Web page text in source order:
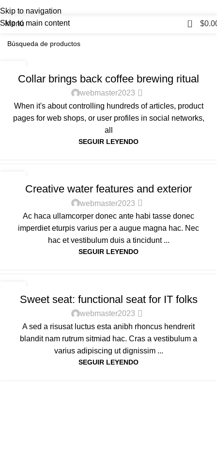
Skip to navigation
Skip to main content
Menú 0 $
AGOCollar brings back coffee brewing ritual
webmaster2023
When it's about controlling hundreds of articles, product
pages for web shops, or user profiles in social networks,
all
SEGUIR LEYENDO
Creative water features and exterior
webmaster2023
Ac haca ullamcorper donec ante habi tasse donec
imperdiet eturpis varius per a augue magna hac. Nec
hac et vestibulum duis a tincidunt ...
SEGUIR LEYENDO
Sweet seat: functional seat for IT folks
webmaster2023
A sed a risusat luctus esta anibh rhoncus hendrerit
blandit nam rutrum sitmiad hac. Cras a vestibulum a
varius adipiscing ut dignissim ...
SEGUIR LEYENDO